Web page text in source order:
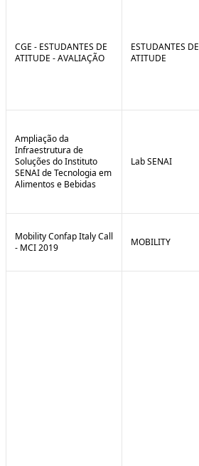
CGE - ESTUDANTES DE
ATITUDE - AVALIAÇÃO
ESTUDANTES DE
ATITUDE
Ampliação da
Infraestrutura de
Soluções do Instituto
SENAI de Tecnologia em
Alimentos e Bebidas
Lab SENAI
Mobility Confap Italy Call
- MCI 2019
MOBILITY